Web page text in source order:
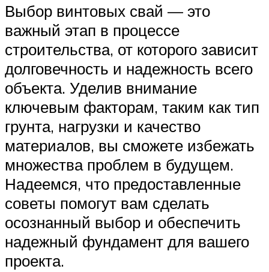
Выбор винтовых свай — это
важный этап в процессе
строительства, от которого зависит
долговечность и надежность всего
объекта. Уделив внимание
ключевым факторам, таким как тип
грунта, нагрузки и качество
материалов, вы сможете избежать
множества проблем в будущем.
Надеемся, что предоставленные
советы помогут вам сделать
осознанный выбор и обеспечить
надежный фундамент для вашего
проекта.